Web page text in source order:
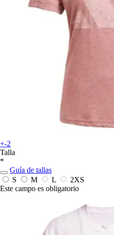
+-2
Talla
*
Guía de tallas
S
M L
2XS
Este campo es obligatorio